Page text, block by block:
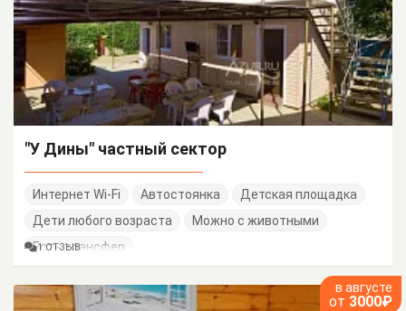
"У Дины" частный сектор
Интернет Wi-Fi Автостоянка
Детская площадка
Дети любого возраста
Можно с животными
Есть трансфер
1 ОТЗЫВ
в августе
от 3000₽